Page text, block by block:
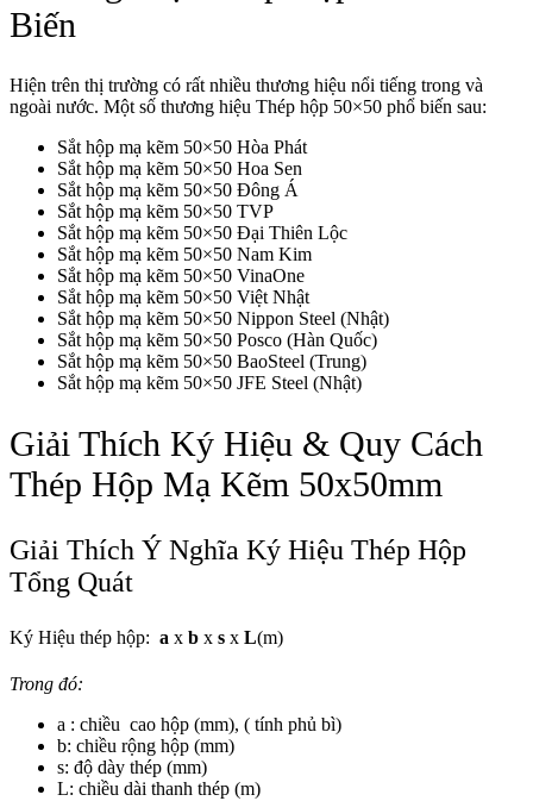
Biến
Hiện trên thị trường có rất nhiều thương hiệu nổi tiếng trong và
ngoài nước. Một số thương hiệu Thép hộp 50×50 phổ biến sau:
Sắt hộp mạ kẽm 50×50 Hòa Phát
Sắt hộp mạ kẽm 50×50 Hoa Sen
Sắt hộp mạ kẽm 50×50 Đông Á
Sắt hộp mạ kẽm 50×50 TVP
Sắt hộp mạ kẽm 50×50 Đại Thiên Lộc
Sắt hộp mạ kẽm 50×50 Nam Kim
Sắt hộp mạ kẽm 50×50 VinaOne
Sắt hộp mạ kẽm 50×50 Việt Nhật
Sắt hộp mạ kẽm 50×50 Nippon Steel (Nhật)
Sắt hộp mạ kẽm 50×50 Posco (Hàn Quốc)
Sắt hộp mạ kẽm 50×50 BaoSteel (Trung)
Sắt hộp mạ kẽm 50×50 JFE Steel (Nhật)
Giải Thích Ký Hiệu & Quy Cách
Thép Hộp Mạ Kẽm 50x50mm
Giải Thích Ý Nghĩa Ký Hiệu Thép Hộp
Tổng Quát
Ký Hiệu thép hộp: a x b x s x L(m)
Trong đó:
a : chiều cao hộp (mm), ( tính phủ bì)
b: chiều rộng hộp (mm)
s: độ dày thép (mm)
L: chiều dài thanh thép (m)